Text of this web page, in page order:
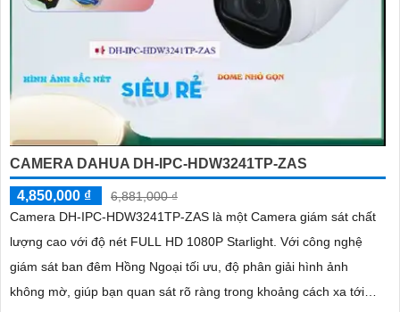
CAMERA DAHUA DH-IPC-HDW3241TP-ZAS
4,850,000 ₫
6,881,000 ₫
Camera DH-IPC-HDW3241TP-ZAS là một Camera giám sát chất
lượng cao với độ nét FULL HD 1080P Starlight. Với công nghệ
giám sát ban đêm Hồng Ngoại tối ưu, độ phân giải hình ảnh
không mờ, giúp bạn quan sát rõ ràng trong khoảng cách xa tới